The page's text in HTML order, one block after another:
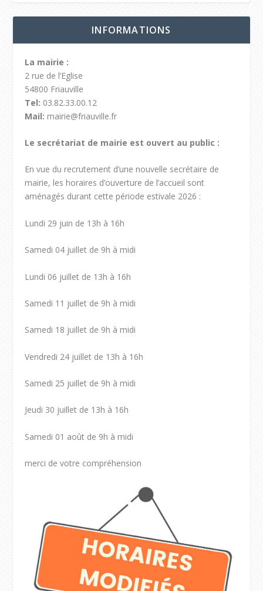
INFORMATIONS
La mairie :
2 rue de l’Eglise
54800 Friauville
Tel: 03.82.33.00.12
Mail: mairie@friauville.fr
Le secrétariat de mairie est ouvert au public :
En vue du recrutement d’une nouvelle secrétaire de
mairie, les horaires d’ouverture de l’accueil sont
aménagés durant cette période estivale 2026 :
Lundi 29 juin de 13h à 16h
Samedi 04 juillet de 9h à midi
Lundi 06 juillet de 13h à 16h
Samedi 11 juillet de 9h à midi
Samedi 18 juillet de 9h à midi
Vendredi 24 juillet de 13h à 16h
Samedi 25 juillet de 9h à midi
Jeudi 30 juillet de 13h à 16h
Samedi 01 août de 9h à midi
merci de votre compréhension